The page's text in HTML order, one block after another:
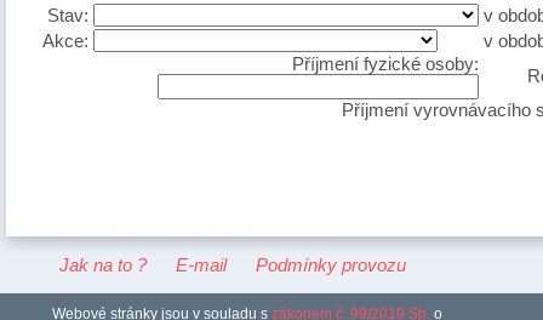
Stav:
v
Akce:
v
Příjmení fyzické osoby:
Příjmení vyrovnávacího
Jak na to ? E-mail Podmínky provozu
Webové stránky jsou v souladu s zákonem č. 99/2019 Sb. o